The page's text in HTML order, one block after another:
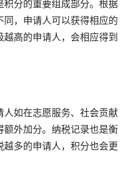
分的重要组成部分。根据
，申请人可以获得相应的
高的申请人，会相应得到
如在志愿服务、社会贡献
外加分。纳税记录也是衡
多的申请人，积分也会更